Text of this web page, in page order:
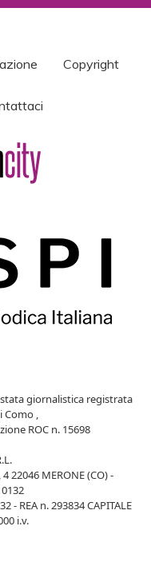
Copyright
giornalistica registrata
Como ,
ROC n. 15698
22046 MERONE (CO) -
- REA n. 293834 CAPITALE
i.v.